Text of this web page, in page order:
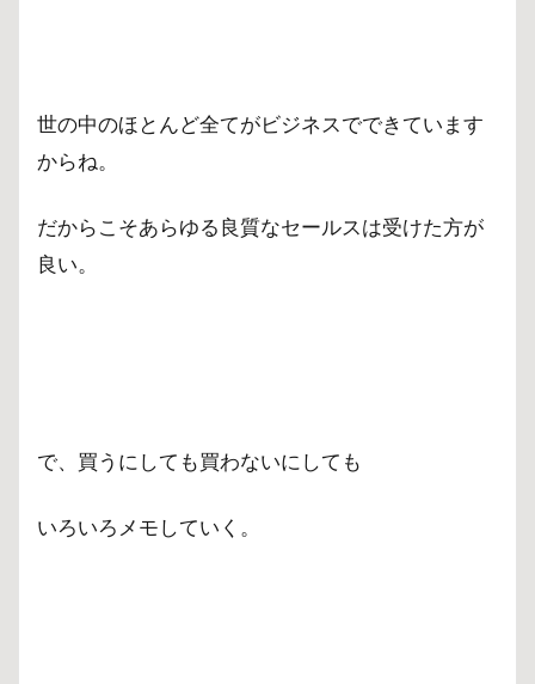
世の中のほとんど全てがビジネスでできています
からね。
だからこそあらゆる良質なセールスは受けた方が
良い。
で、買うにしても買わないにしても
いろいろメモしていく。